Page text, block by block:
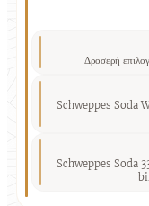
Δροσερή
Schweppes Soda
Schweppes Soda